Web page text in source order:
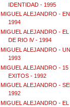
IDENTIDAD - 1995
MIGUEL ALEJANDRO -
1994
MIGUEL ALEJANDRO -
DE RIO lV - 1994
MIGUEL ALEJANDRO -
1993
MIGUEL ALEJANDRO -
EXITOS - 1992
MIGUEL ALEJANDRO -
1992
MIGUEL ALEJANDRO -